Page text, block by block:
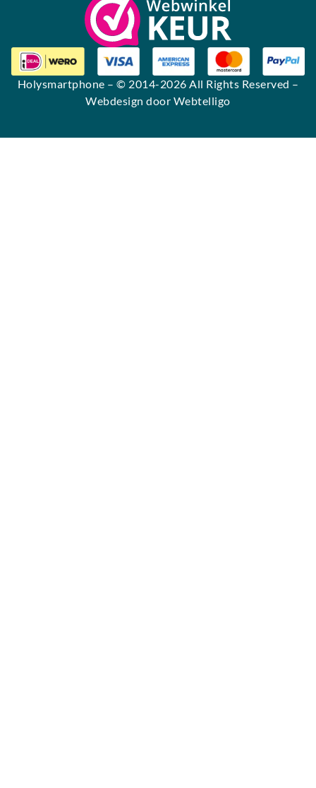
Holysmartphone – © 2014-2026 All Rights Reserved –
Webdesign door Webtelligo